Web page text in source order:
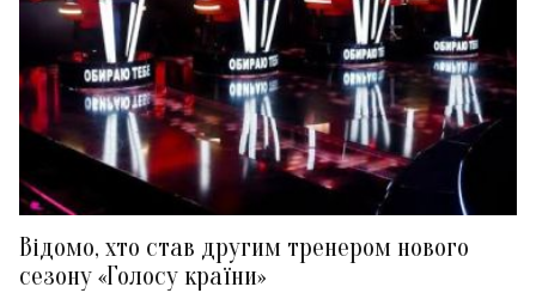
Відомо, хто став другим тренером нового
сезону «Голосу країни»